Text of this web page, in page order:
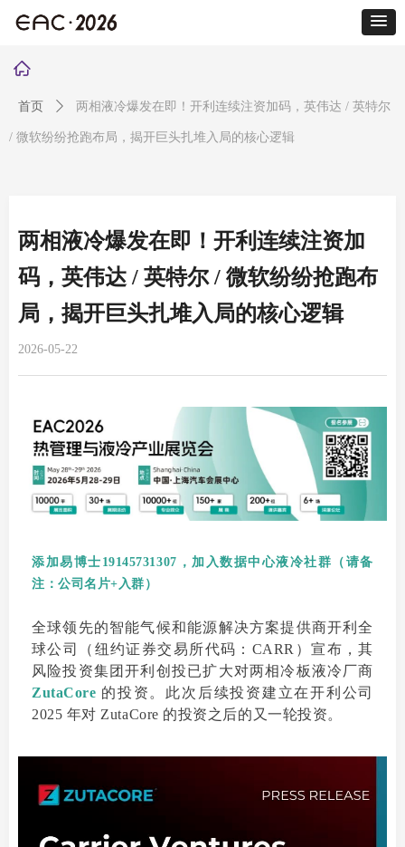
ꀇ
首页 ꄲ 两相液冷爆发在即！开利连续注资加码，英伟达 / 英特尔
/ 微软纷纷抢跑布局，揭开巨头扎堆入局的核心逻辑
两相液冷爆发在即！开利连续注资加
码，英伟达 / 英特尔 / 微软纷纷抢跑布
局，揭开巨头扎堆入局的核心逻辑
2026-05-22
添加易博士19145731307，加入数据中心液冷社群（请备
注：公司名片+入群）
全球领先的智能气候和能源解决方案提供商开利全
球公司（纽约证券交易所代码：CARR）宣布，其
风险投资集团开利创投已扩大对两相冷板液冷厂商
ZutaCore 的投资。此次后续投资建立在开利公司
2025 年对 ZutaCore 的投资之后的又一轮投资。